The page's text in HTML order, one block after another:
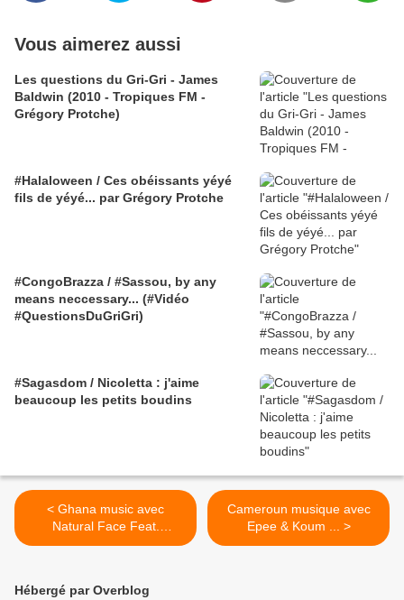
Vous aimerez aussi
Les questions du Gri-Gri - James
Baldwin (2010 - Tropiques FM -
Grégory Protche)
#Halaloween / Ces obéissants yéyé
fils de yéyé... par Grégory Protche
#CongoBrazza / #Sassou, by any
means neccessary... (#Vidéo
#QuestionsDuGriGri)
#Sagasdom / Nicoletta : j'aime
beaucoup les petits boudins
< Ghana music avec
Natural Face Feat.
Trigmatic : Body set
Cameroun musique avec
Epee & Koum ... >
Hébergé par Overblog